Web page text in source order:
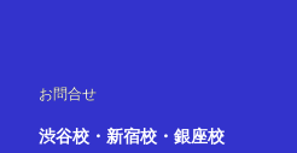
お問合せ
渋谷校・新宿校・銀座校